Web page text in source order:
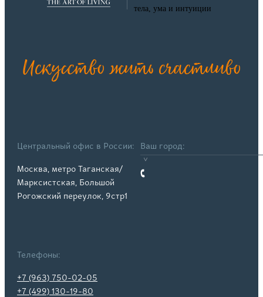
тела, ума и интуиции
Искусство жить счастливо
Центральный офис в России:
Москва, метро Таганская/
Марксистская, Большой
Рогожский переулок, 9стр1
Телефоны:
+7 (963) 750-02-05
+7 (499) 130-19-80
Ваш город: